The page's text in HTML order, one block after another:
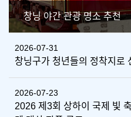
창닝 야간 관광 명소 추천
2026-07-31
창닝구가 청년들의 정착지로
2026-07-23
2026 제3회 상하이 국제 빛